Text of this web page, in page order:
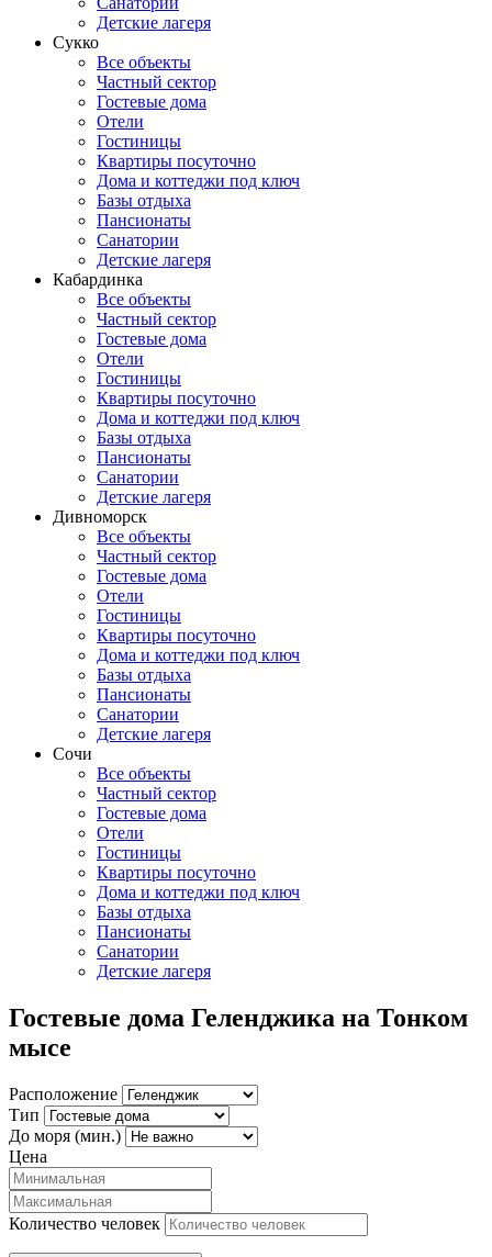
Детские лагеря
Сукко
Все объекты
Частный сектор
Гостевые дома
Отели
Гостиницы
Квартиры посуточно
Дома и коттеджи под ключ
Базы отдыха
Пансионаты
Санатории
Детские лагеря
Кабардинка
Все объекты
Частный сектор
Гостевые дома
Отели
Гостиницы
Квартиры посуточно
Дома и коттеджи под ключ
Базы отдыха
Пансионаты
Санатории
Детские лагеря
Дивноморск
Все объекты
Частный сектор
Гостевые дома
Отели
Гостиницы
Квартиры посуточно
Дома и коттеджи под ключ
Базы отдыха
Пансионаты
Санатории
Детские лагеря
Сочи
Все объекты
Частный сектор
Гостевые дома
Отели
Гостиницы
Квартиры посуточно
Дома и коттеджи под ключ
Базы отдыха
Пансионаты
Санатории
Детские лагеря
Гостевые дома Геленджика на Тонком
мысе
Расположение
Тип
До моря (мин.)
Цена
Количество человек